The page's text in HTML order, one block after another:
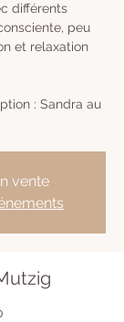
différents
peu
et relaxation
: Sandra au
vente